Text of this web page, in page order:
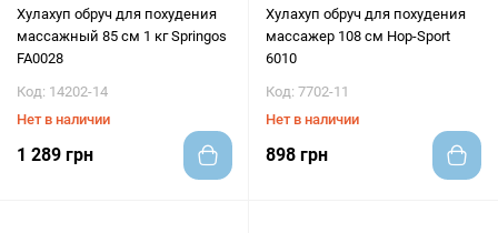
Хулахуп обруч для похудения
массажный 85 см 1 кг Springos
FA0028
Код: 14202-14
Нет в наличии
1 289 грн
Хулахуп обруч для похудения
массажер 108 см Hop-Sport
6010
Код: 7702-11
Нет в наличии
898 грн